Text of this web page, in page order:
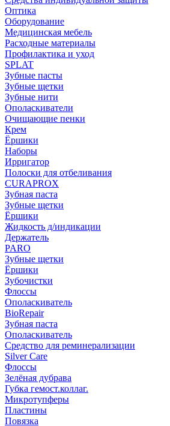
Оптика
Оборудование
Медицинская мебель
Расходные материалы
Профилактика и уход
SPLAT
Зубные пасты
Зубные щетки
Зубные нити
Ополаскиватели
Очищающие пенки
Крем
Ёршики
Наборы
Ирригатор
Полоски для отбеливания
CURAPROX
Зубная паста
Зубные щетки
Ёршики
Жидкость д/индикации
Держатель
PARO
Зубные щетки
Ёршики
Зубочистки
Флоссы
Ополаскиватель
BioRepair
Зубная паста
Ополаскиватель
Средство для реминерализации
Silver Care
Флоссы
Зелёная дубрава
Губка гемост.коллаг.
Микротупферы
Пластины
Повязка